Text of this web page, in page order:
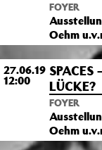
FOYER
Oehm
27.06.19
12:00
LÜCKE?
FOYER
Oehm